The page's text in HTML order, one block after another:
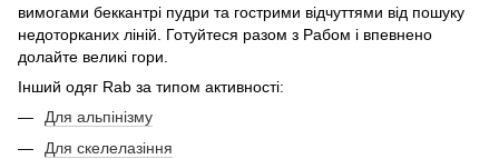
вимогами беккантрі пудри та гострими відчуттями від пошуку
недоторканих ліній. Готуйтеся разом з Рабом і впевнено
долайте великі гори.
Інший одяг Rab за типом активності:
Для альпінізму
Для скелелазіння